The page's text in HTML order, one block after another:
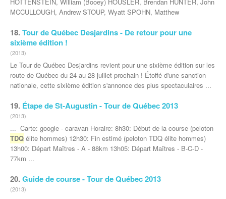
HOTTENSTEIN, William (Booey) HOUSLER, Brendan HUNTER, John
MCCULLOUGH, Andrew STOUP, Wyatt SPOHN, Matthew
18.Tour de Québec Desjardins - De retour pour une
sixième édition !
(2013)
Le Tour de Québec Desjardins revient pour une sixième édition sur les
route de Québec du 24 au 28 juillet prochain ! Étoffé d'une sanction
nationale, cette sixième édition s'annonce des plus spectaculaires ...
19. Étape de St-Augustin - Tour de Québec 2013
(2013)
... Carte: google - caravan Horaire: 8h30: Début de la course (peloton
TDQ élite hommes) 12h30: Fin estimé (peloton TDQ élite hommes)
13h00: Départ Maîtres - A - 88km 13h05: Départ Maîtres - B-C-D -
77km ...
20.Guide de course - Tour de Québec 2013
(2013)